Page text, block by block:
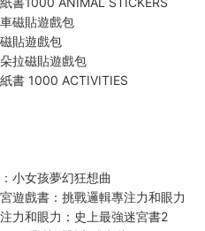
磁貼遊戲包
貼遊戲包
拉磁貼遊戲包
書 1000 ACTIVITIES
小女孩夢幻狂想曲
遊戲書：挑戰邏輯專注力和眼力
力和眼力：史上最強迷宮書2